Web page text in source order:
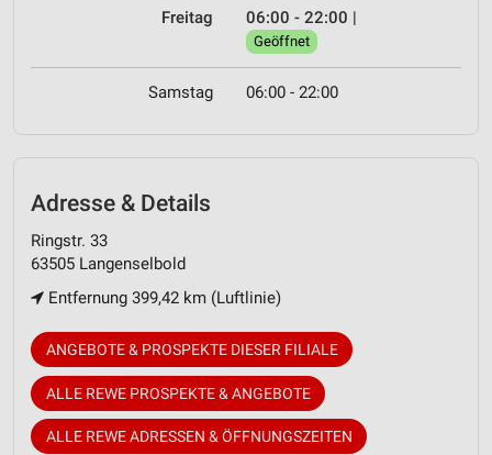
Freitag 06:00 - 22:00 |
Geöffnet
Samstag 06:00 - 22:00
Adresse & Details
Ringstr. 33
63505 Langenselbold
Entfernung 399,42 km (Luftlinie)
ANGEBOTE & PROSPEKTE DIESER FILIALE
ALLE REWE PROSPEKTE & ANGEBOTE
ALLE REWE ADRESSEN & ÖFFNUNGSZEITEN